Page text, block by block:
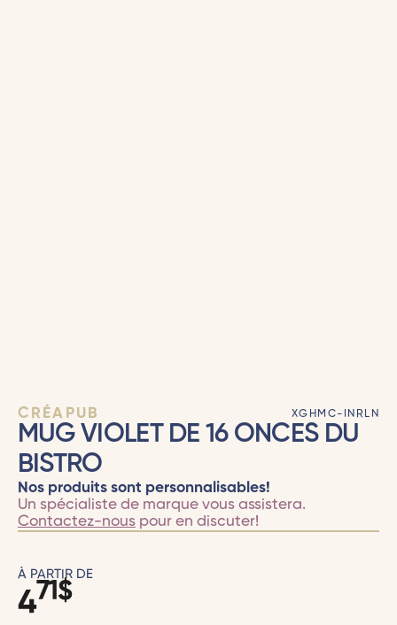
CRÉAPUB XGHMC-INRLN
MUG VIOLET DE 16 ONCES DU
BISTRO
Nos produits sont personnalisables!
Un spécialiste de marque vous assistera.
Contactez-nouspour en discuter!
À PARTIR DE
471$